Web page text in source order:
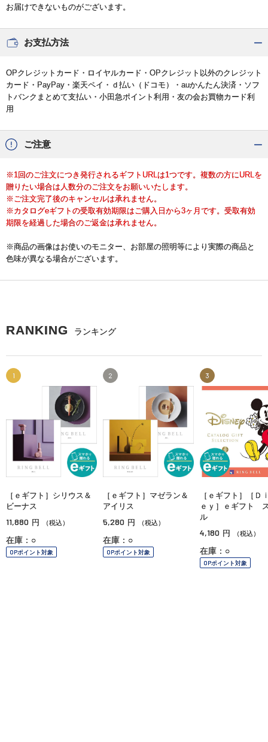
お届けできないものがございます。
お支払方法
OPクレジットカード・ロイヤルカード・OPクレジット以外のクレジット
カード・PayPay・楽天ペイ・ｄ払い（ドコモ）・auかんたん決済・ソフ
トバンクまとめて支払い・小田急ポイント利用・友の会お買物カード利
用
ご注意
※1回のご注文につき発行されるギフトURLは1つです。複数の方にURLを
贈りたい場合は人数分のご注文をお願いいたします。
※ご注文完了後のキャンセルは承れません。
※カタログeギフトの受取有効期限はご購入日から3ヶ月です。受取有効
期限を経過した場合のご返金は承れません。
※商品の画像はお使いのモニター、お部屋の照明等により実際の商品と
色味が異なる場合がございます。
RANKING ランキング
1
［ｅギフト］シリウス＆
ビーナス
11,880 円 （税込）
在庫：○
OPポイント対象
2
［ｅギフト］マゼラン＆
アイリス
5,280 円 （税込）
在庫：○
OPポイント対象
3
［ｅギフト］［Ｄ
ｅｙ］ｅギフト
ル
4,180 円 （税込）
在庫：○
OPポイント対象